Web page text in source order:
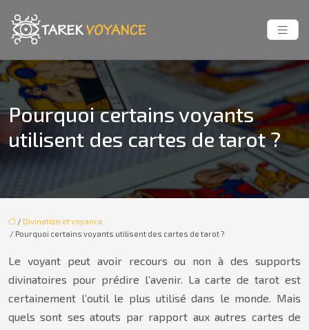
Pourquoi certains voyants
utilisent des cartes de tarot ?
/ Divination et voyance
/ Pourquoi certains voyants utilisent des cartes de tarot ?
Le voyant peut avoir recours ou non à des supports
divinatoires pour prédire l’avenir. La carte de tarot est
certainement l’outil le plus utilisé dans le monde. Mais
quels sont ses atouts par rapport aux autres cartes de